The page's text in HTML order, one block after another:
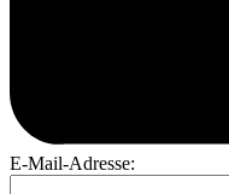
E-Mail-Adresse: